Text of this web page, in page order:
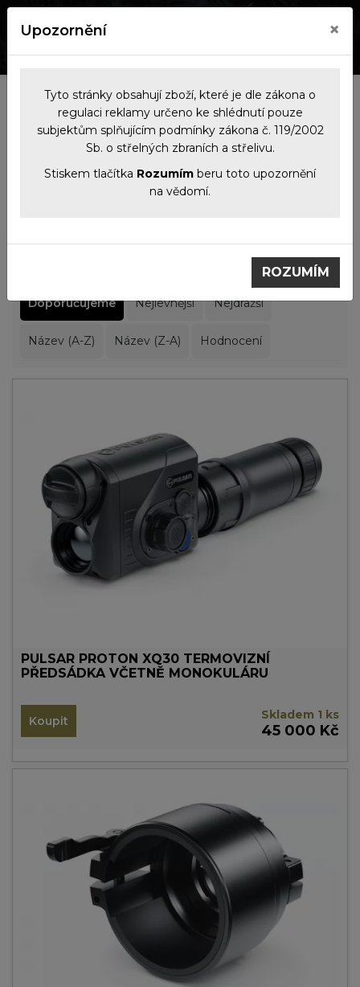
Kategorie
Filtrace produktů
Doporučujeme Nejlevnější Nejdražší
Název (A-Z) Název (Z-A) Hodnocení
PULSAR PROTON XQ30 TERMOVIZNÍ
PŘEDSÁDKA VČETNĚ MONOKULÁRU
Koupit Skladem 1 ks
45 000 Kč
Upozornění ×
Tyto stránky obsahují zboží, které je dle zákona o
regulaci reklamy určeno ke shlédnutí pouze
subjektům splňujícím podmínky zákona č. 119/2002
Sb. o střelných zbraních a střelivu.
Stiskem tlačítka Rozumím beru toto upozornění
na vědomí.
ROZUMÍM